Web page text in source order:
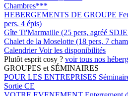
Chambres***
HEBERGEMENTS DE GROUPE
pers. 4 épis)
Gîte Ti'Marmaille (25 pers, agréé
Chalet de la Moselotte (18 pers, 7
CalendrierVoir les disponibilités
Plutôt esprit cosy ? voir tous nos
GROUPES et SÉMINAIRES
POUR LES ENTREPRISES
Sortie CE